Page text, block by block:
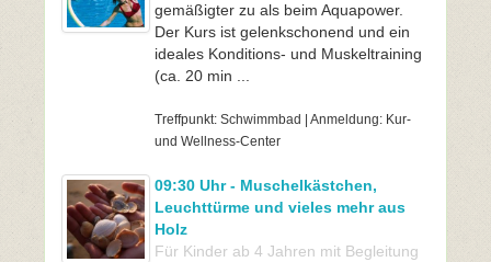
gemäßigter zu als beim Aquapower.
Der Kurs ist gelenkschonend und ein
ideales Konditions- und Muskeltraining
(ca. 20 min ...
Treffpunkt: Schwimmbad | Anmeldung: Kur-
und Wellness-Center
09:30 Uhr - Muschelkästchen,
Leuchttürme und vieles mehr aus
Holz
Für Kinder ab 4 Jahren mit Begleitung